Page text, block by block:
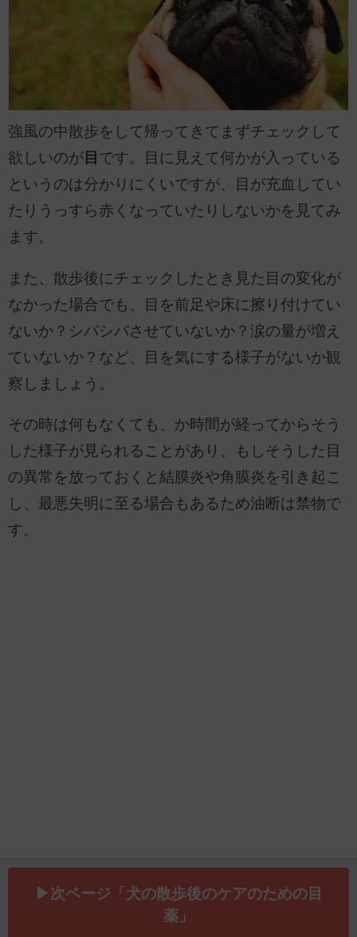
強風の中散歩をして帰ってきてまずチェックして
欲しいのが 目 です。目に見えて何かが入っている
というのは分かりにくいですが、目が充血してい
たりうっすら赤くなっていたりしないかを見てみ
ます。
また、散歩後にチェックしたとき見た目の変化が
なかった場合でも、目を前足や床に擦り付けてい
ないか？シパシパさせていないか？涙の量が増え
ていないか？など、目を気にする様子がないか観
察しましょう。
その時は何もなくても、か時間が経ってからそう
した様子が見られることがあり、もしそうした目
の異常を放っておくと結膜炎や角膜炎を引き起こ
し、最悪失明に至る場合もあるため油断は禁物で
す。
▶次ページ「犬の散歩後のケアのための目
薬」